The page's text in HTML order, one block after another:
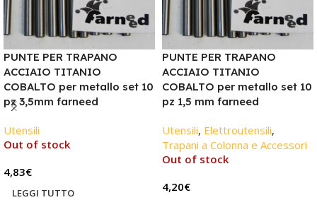
PUNTE PER TRAPANO
ACCIAIO TITANIO
COBALTO per metallo set 10
pz 3,5mm farneed
Utensili
Out of stock
4,83€
LEGGI TUTTO
PUNTE PER TRAPANO
ACCIAIO TITANIO
COBALTO per metallo set 10
pz 1,5 mm farneed
Utensili, Elettroutensili,
Trapani a Colonna e Accessori
Out of stock
4,20€